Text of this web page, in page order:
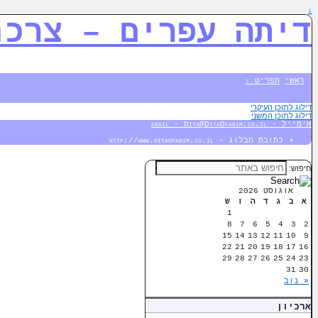
↓
דיתה עפרים –
ראשי תפריט ↓
דילוג לתוכן העיקרי
דילוג לתוכן המשני
אימייל - email - Dita@DitaOfarim.co.il
כתובת הבלוג – http://www.ditaofarim.co.il
חיפוש:
אוגוסט 2026
א
ב ג ד ה ש
« נוב
1
2
3
4
5
6
7
8
9
10
11
12
13
14
15
16
17
18
19
20
21
22
23
24
25
26
27
28
29
30
31
ארכיון